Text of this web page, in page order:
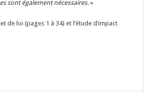
sont également nécessaires.»
de loi (pages 1 à 34) et l’étude d’impact